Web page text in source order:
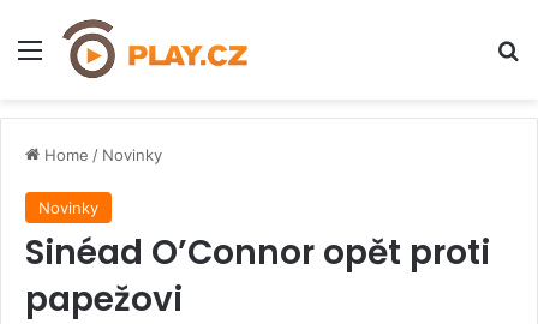
Menu
Home / Novinky
Novinky
Sinéad O’Connor opět proti
papežovi